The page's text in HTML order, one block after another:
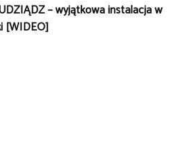
– wyjątkowa instalacja w
[WIDEO]